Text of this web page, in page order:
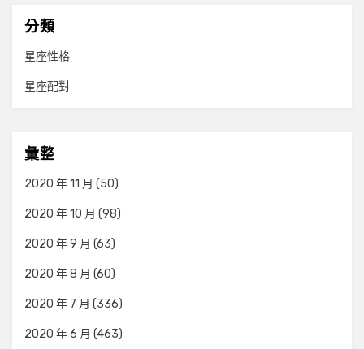
分類
星座性格
星座配對
彙整
2020 年 11 月 (50)
2020 年 10 月 (98)
2020 年 9 月 (63)
2020 年 8 月 (60)
2020 年 7 月 (336)
2020 年 6 月 (463)